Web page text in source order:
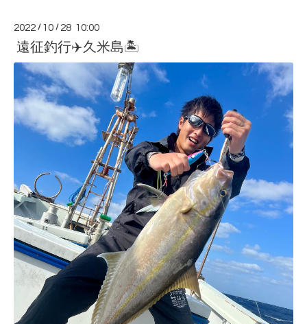
2022 / 10 / 28 10:00
遠征釣行✈️久米島🏝